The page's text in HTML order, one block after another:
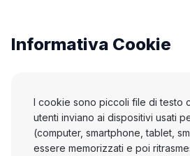
Informativa Cookie
I cookie sono piccoli file di testo
utenti inviano ai dispositivi usati
(computer, smartphone, tablet,
essere memorizzati e poi